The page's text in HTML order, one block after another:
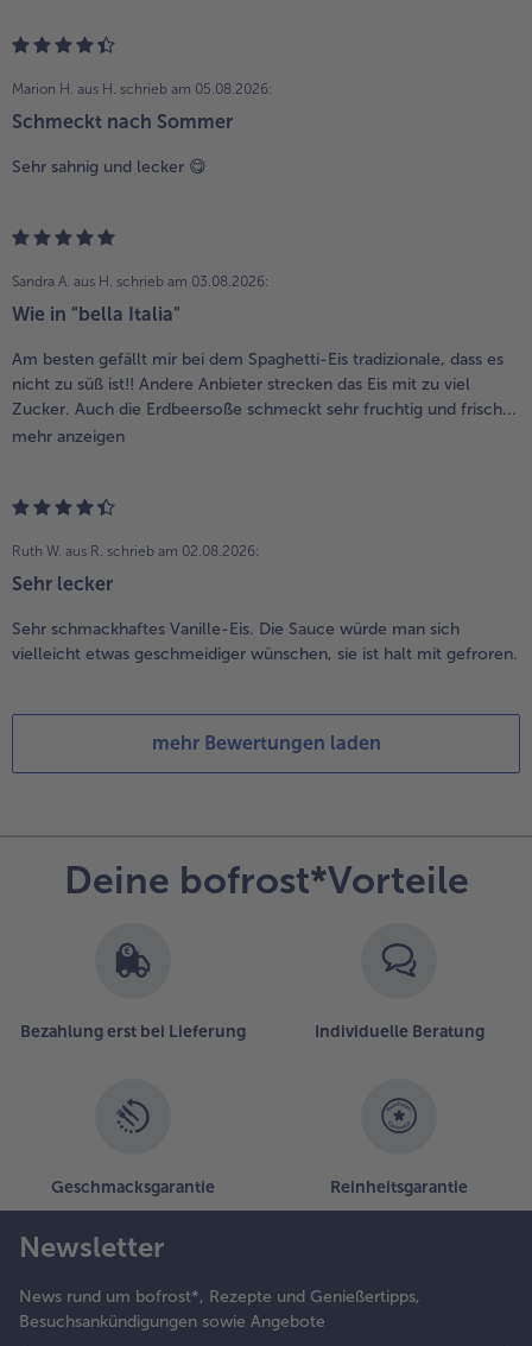
Marion H. aus H. schrieb am 05.08.2026:
Schmeckt nach Sommer
Sehr sahnig und lecker 😋
Sandra A. aus H. schrieb am 03.08.2026:
Wie in "bella Italia"
Am besten gefällt mir bei dem Spaghetti-Eis tradizionale, dass es
nicht zu süß ist!! Andere Anbieter strecken das Eis mit zu viel
Zucker. Auch die Erdbeersoße schmeckt sehr fruchtig und frisch...
mehr anzeigen
Ruth W. aus R. schrieb am 02.08.2026:
Sehr lecker
Sehr schmackhaftes Vanille-Eis. Die Sauce würde man sich
vielleicht etwas geschmeidiger wünschen, sie ist halt mit gefroren.
mehr Bewertungen laden
Deine bofrost*Vorteile
Bezahlung erst bei Lieferung Individuelle Beratung
Geschmacksgarantie Reinheitsgarantie
Newsletter
News rund um bofrost*, Rezepte und Genießertipps,
Besuchsankündigungen sowie Angebote